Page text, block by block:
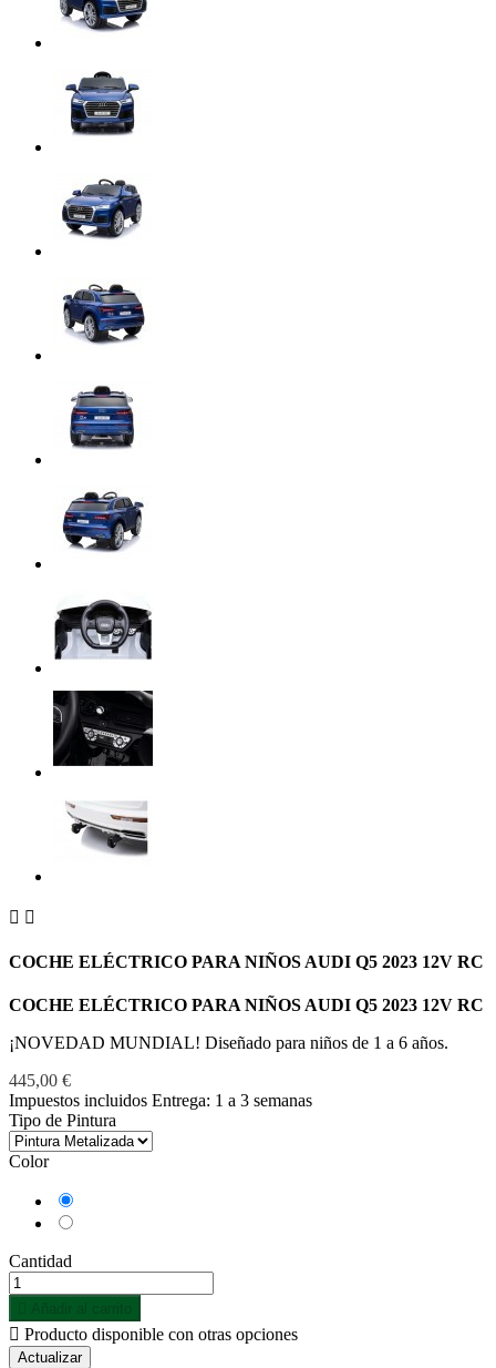
 
COCHE ELÉCTRICO PARA NIÑOS AUDI Q5 2023 12V RC
COCHE ELÉCTRICO PARA NIÑOS AUDI Q5 2023 12V RC
¡NOVEDAD MUNDIAL! Diseñado para niños de 1 a 6 años.
445,00 €
Impuestos incluidos Entrega: 1 a 3 semanas
Tipo de Pintura
Color
Cantidad
 Producto disponible con otras opciones